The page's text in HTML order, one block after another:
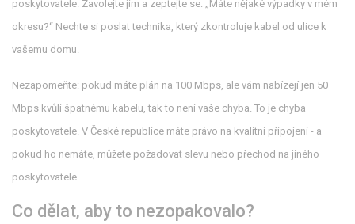
poskytovatele. Zavolejte jim a zeptejte se: „Máte nějaké výpadky v mém
okresu?“ Nechte si poslat technika, který zkontroluje kabel od ulice k
vašemu domu.
Nezapomeňte: pokud máte plán na 100 Mbps, ale vám nabízejí jen 50
Mbps kvůli špatnému kabelu, tak to není vaše chyba. To je chyba
poskytovatele. V České republice máte právo na kvalitní připojení - a
pokud ho nemáte, můžete požadovat slevu nebo přechod na jiného
poskytovatele.
Co dělat, aby to nezopakovalo?